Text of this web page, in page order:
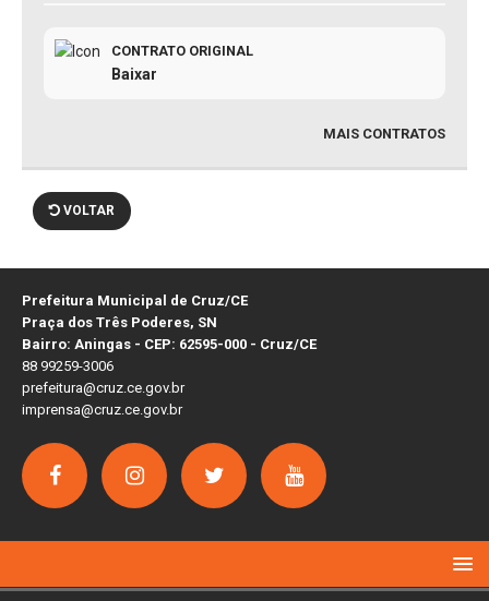
CONTRATO ORIGINAL
Baixar
MAIS CONTRATOS
VOLTAR
Prefeitura Municipal de Cruz/CE
Praça dos Três Poderes, SN
Bairro: Aningas - CEP: 62595-000 - Cruz/CE
88 99259-3006
prefeitura@cruz.ce.gov.br
imprensa@cruz.ce.gov.br